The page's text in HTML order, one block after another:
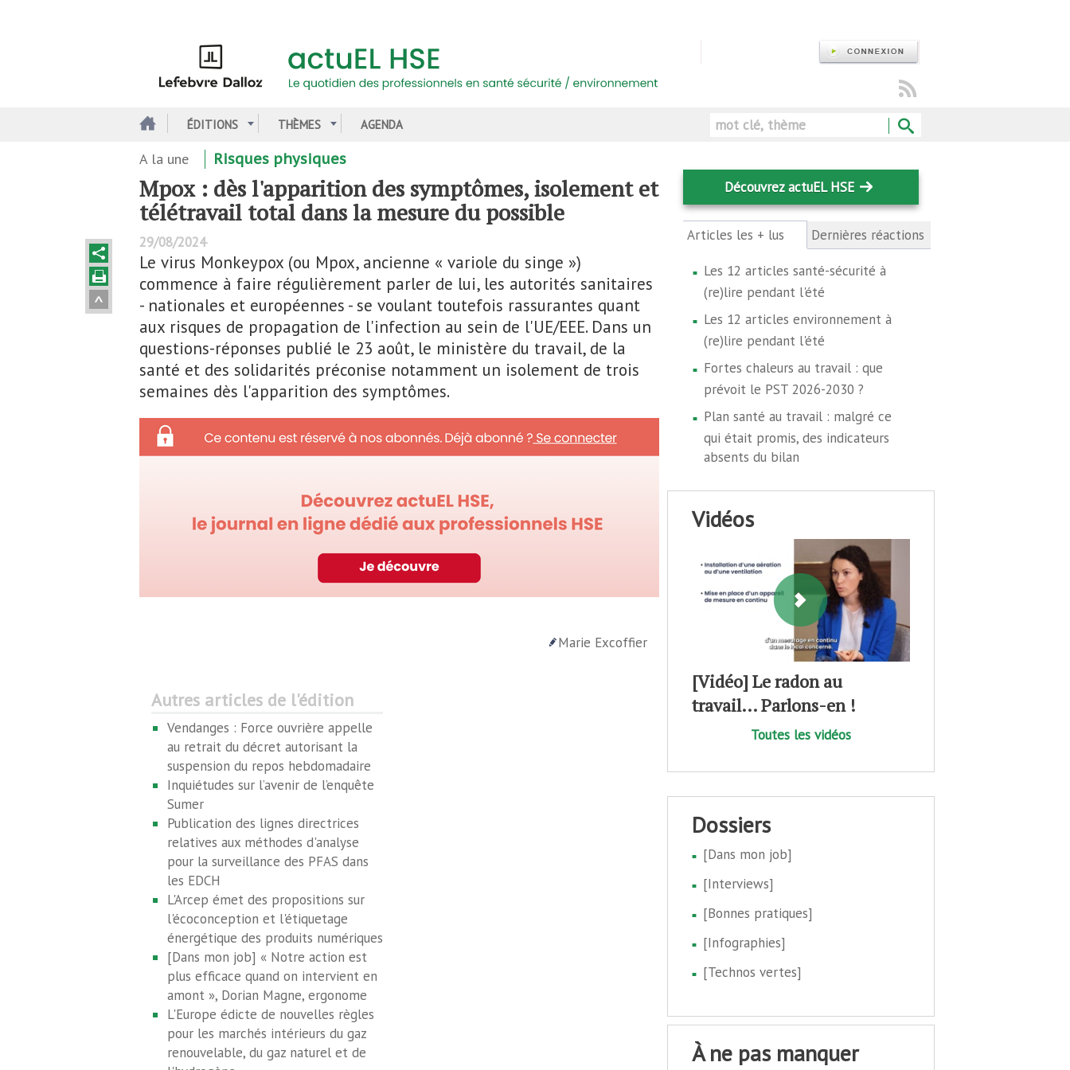
ÉDITIONS THÈMES AGENDA Rechercher
A la une Risques physiques
Mpox : dès l'apparition des symptômes, isolement et
télétravail total dans la mesure du possible
29/08/2024
Le virus Monkeypox (ou Mpox, ancienne « variole du singe »)
commence à faire régulièrement parler de lui, les autorités sanitaires
- nationales et européennes - se voulant toutefois rassurantes quant
aux risques de propagation de l'infection au sein de l'UE/EEE. Dans un
questions-réponses publié le 23 août, le ministère du travail, de la
santé et des solidarités préconise notamment un isolement de trois
semaines dès l'apparition des symptômes.
Marie Excoffier
Autres articles de l'édition
Vendanges : Force ouvrière appelle
au retrait du décret autorisant la
suspension du repos hebdomadaire
Inquiétudes sur l’avenir de l’enquête
Sumer
Publication des lignes directrices
relatives aux méthodes d'analyse
pour la surveillance des PFAS dans
les EDCH
L'Arcep émet des propositions sur
l'écoconception et l'étiquetage
énergétique des produits numériques
[Dans mon job] « Notre action est
plus efficace quand on intervient en
amont », Dorian Magne, ergonome
L'Europe édicte de nouvelles règles
pour les marchés intérieurs du gaz
renouvelable, du gaz naturel et de
Découvrez actuEL HSE
Articles les + lus (onglet
actif)
Dernières réactions
Les 12 articles santé-sécurité à
(re)lire pendant l'été
Les 12 articles environnement à
(re)lire pendant l'été
Fortes chaleurs au travail : que
prévoit le PST 2026-2030 ?
Plan santé au travail : malgré ce
qui était promis, des indicateurs
absents du bilan
vidéos
[Vidéo] Le radon au
travail… Parlons-en !
Toutes les vidéos
dossiers
[Dans mon job]
[Interviews]
[Bonnes pratiques]
[Infographies]
[Technos vertes]
à ne pas manquer